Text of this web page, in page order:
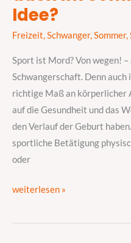
Idee?
Freizeit,Schwanger,Sommer,
Sport ist Mord? Von wegen!
Schwangerschaft. Denn auch
richtige Maß an
auf die Gesundheit und das
den Verlauf der Geburt
sportliche Betätigung
oder
Babybauch
–
auch
im
Sommer
eine
gute
Idee?
weiterlesen »